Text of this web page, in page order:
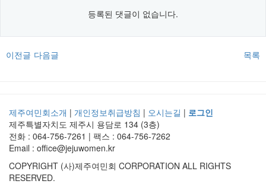
등록된 댓글이 없습니다.
이전글 다음글 목록
제주여민회소개 | 개인정보취급방침 | 오시는길 | 로그인
제주특별자치도 제주시 용담로 134 (3층)
전화 : 064-756-7261 | 팩스 : 064-756-7262
Email : office@jejuwomen.kr
COPYRIGHT (사)제주여민회 CORPORATION ALL RIGHTS
RESERVED.